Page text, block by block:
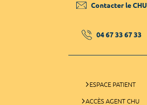
Contacter le CHU
04 67 33 67 33
ESPACE PATIENT
ACCÈS AGENT CHU